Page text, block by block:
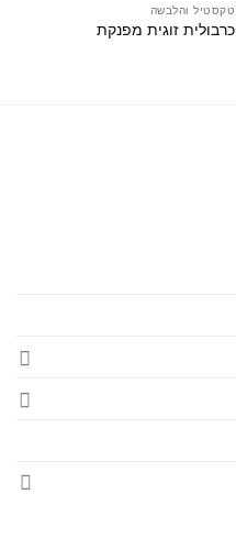
טקסטיל והלבשה
כרבולית זוגית מפנקת